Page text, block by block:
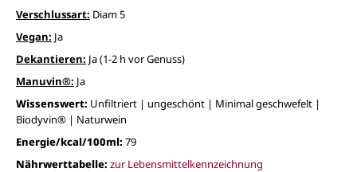
Verschlussart: Diam 5
Vegan: Ja
Dekantieren: Ja (1-2 h vor Genuss)
Manuvin®: Ja
Wissenswert: Unfiltriert | ungeschönt | Minimal geschwefelt |
Biodyvin® | Naturwein
Energie/kcal/100ml: 79
Nährwerttabelle: zur Lebensmittelkennzeichnung